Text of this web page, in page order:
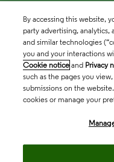
By accessing this website,
party advertising, analytics,
and similar technologies
you and your interactions
Cookie notice and Privacy
such as the pages you
submissions on the
cookies or manage your